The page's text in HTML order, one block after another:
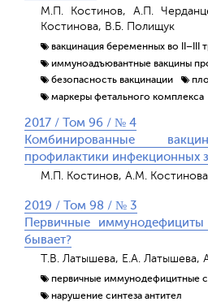
М.П. Костинов, А.П.
Костинова, В.Б. Полищук
вакцинация беременных во II–III
иммуноадъювантные вакцины
безопасность вакцинации
маркеры фетального комплекса
2017 / Том 96 / № 4
Комбинированные
профилактики инфекционных
М.П. Костинов, А.М. Костинова
2019 / Том 98 / № 3
Первичные
бывает?
Т.В. Латышева, Е.А. Латышева,
первичные иммунодефицитные
нарушение синтеза антител